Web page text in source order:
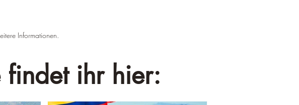
Informationen.
findet ihr hier: